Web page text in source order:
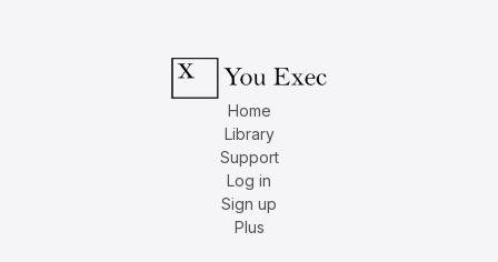
Home
Library
Support
Log in
Sign up
Plus